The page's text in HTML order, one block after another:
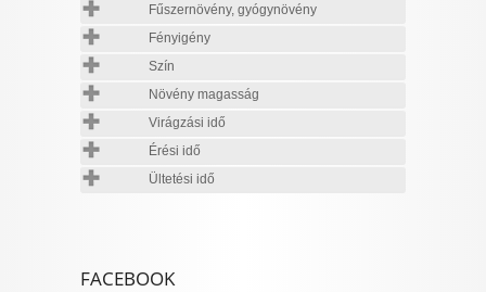
Fűszernövény, gyógynövény
Fényigény
Szín
Növény magasság
Virágzási idő
Érési idő
Ültetési idő
FACEBOOK